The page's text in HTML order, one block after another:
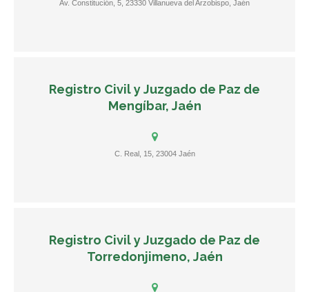
Av. Constitución, 5, 23330 Villanueva del Arzobispo, Jaén
Registro Civil y Juzgado de Paz de
Mengíbar, Jaén
C. Real, 15, 23004 Jaén
Registro Civil y Juzgado de Paz de
Torredonjimeno, Jaén